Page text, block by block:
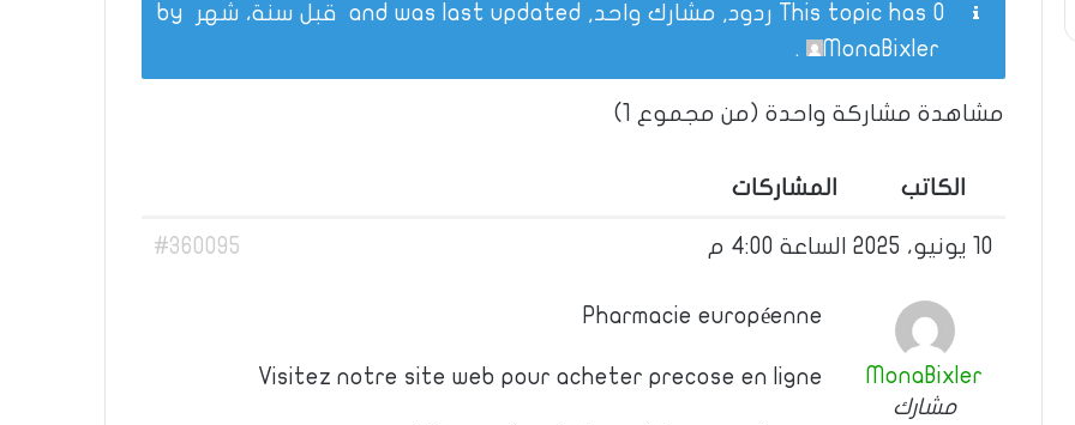
This topic has 0 ردود, مشارك واحد, and was last updated قبل سنة، شهر
MonaBixler
.
مشاهدة مشاركة واحدة (من مجموع 1)
الكاتب المشاركات
10 يونيو، 2025 الساعة 4:00 م #360095
MonaBixler
مشارك
Pharmacie européenne
Visitez notre site web pour acheter precose en ligne